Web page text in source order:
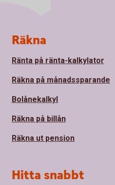
Sidfot
Räkna
Ränta på ränta-kalkylator
Räkna på månadssparande
Bolånekalkyl
Räkna på billån
Räkna ut pension
Hitta snabbt